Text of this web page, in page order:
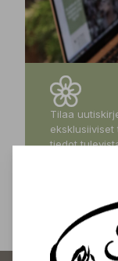
Tilaa
tiedot